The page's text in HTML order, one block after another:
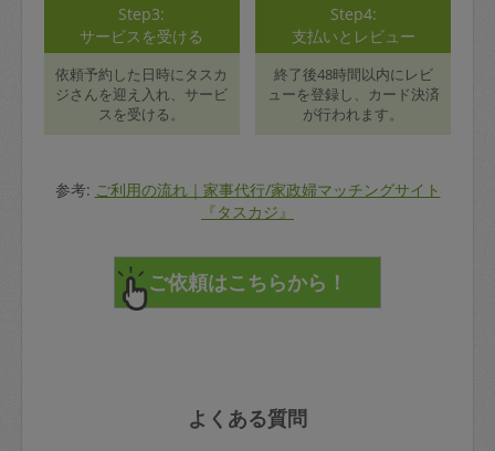
Step3:
サービスを受ける
依頼予約した日時にタスカ
ジさんを迎え入れ、サービ
スを受ける。
Step4:
支払いとレビュー
終了後48時間以内にレビ
ューを登録し、カード決済
が行われます。
参考: ご利用の流れ｜家事代行/家政婦マッチングサイト
『タスカジ』
よくある質問